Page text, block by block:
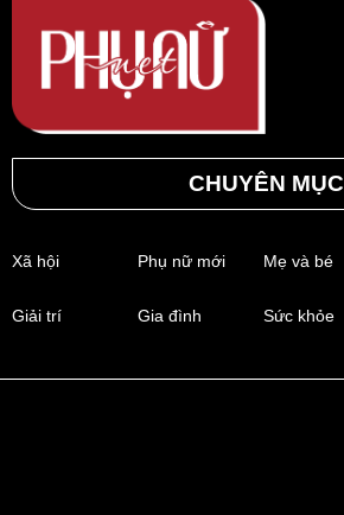
CHUYÊN MỤC
Xã hội Phụ nữ mới Mẹ và bé
Giải trí Gia đình Sức khỏe